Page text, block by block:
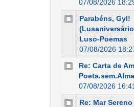
07/08/2026
Parabéns, Gyl!
Luso-Poemas
07/08/2026
Re: Carta de
Poeta.sem.Alma
07/08/2026 16:41
Re: Mar Sereno